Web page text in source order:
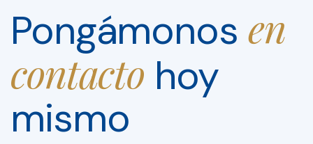
Pongámonos en
contacto hoy
mismo